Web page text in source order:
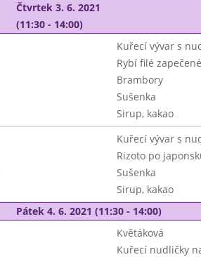
Čtvrtek 3. 6. 2021
(11:30 - 14:00)
Kuřecí vývar s
Rybí filé
Brambory
Sušenka
Sirup, kakao
Kuřecí vývar s
Rizoto po
Sušenka
Sirup, kakao
Pátek 4. 6. 2021 (11:30 - 14:00)
Květáková
Kuřecí nudličky